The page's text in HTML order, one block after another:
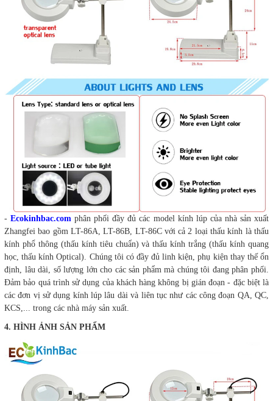
-Ecokinhbac.com phân phối đầy đủ các model kính lúp của nhà sản xuất
Zhangfei bao gồm LT-86A, LT-86B, LT-86C với cả 2 loại thấu kính là thấu
kính phổ thông (thấu kính tiêu chuẩn) và thấu kính trắng (thấu kính quang
học, thấu kính Optical). Chúng tôi có đầy đủ linh kiện, phụ kiện thay thế ổn
định, lâu dài, số lượng lớn cho các sản phẩm mà chúng tôi đang phân phối.
Đảm bảo quá trình sử dụng của khách hàng không bị gián đoạn - đặc biệt là
các đơn vị sử dụng kính lúp lâu dài và liên tục như các công đoạn QA, QC,
KCS,... trong các nhà máy sản xuất.
4. HÌNH ẢNH SẢN PHẨM